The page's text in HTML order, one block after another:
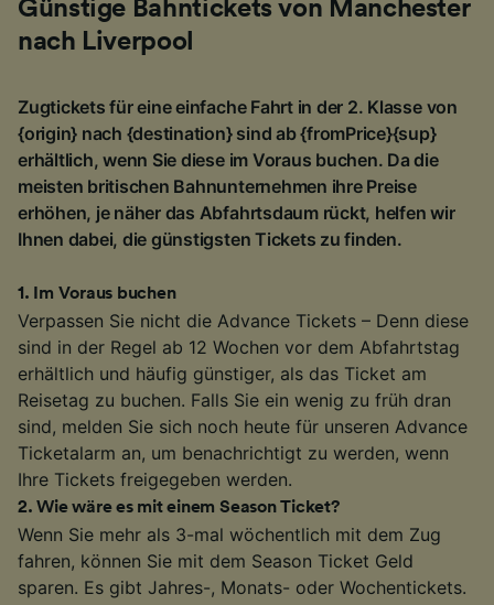
Günstige Bahntickets von Manchester
nach Liverpool
Zugtickets für eine einfache Fahrt in der 2. Klasse von
{origin} nach {destination} sind ab {fromPrice}{sup}
erhältlich, wenn Sie diese im Voraus buchen. Da die
meisten britischen Bahnunternehmen ihre Preise
erhöhen, je näher das Abfahrtsdaum rückt, helfen wir
Ihnen dabei, die günstigsten Tickets zu finden.
1 . Im Voraus buchen
Verpassen Sie nicht die Advance Tickets – Denn diese
sind in der Regel ab 12 Wochen vor dem Abfahrtstag
erhältlich und häufig günstiger, als das Ticket am
Reisetag zu buchen. Falls Sie ein wenig zu früh dran
sind, melden Sie sich noch heute für unseren Advance
Ticketalarm an, um benachrichtigt zu werden, wenn
Ihre Tickets freigegeben werden.
2.Wie wäre es mit einem Season Ticket?
Wenn Sie mehr als 3-mal wöchentlich mit dem Zug
fahren, können Sie mit dem Season Ticket Geld
sparen. Es gibt Jahres-, Monats- oder Wochentickets.